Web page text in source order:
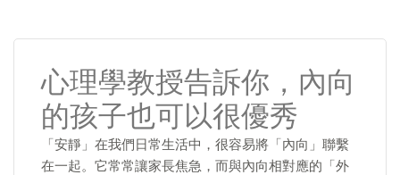
心理學教授告訴你，內向
的孩子也可以很優秀
「安靜」在我們日常生活中，很容易將「內向」聯繫
在一起。它常常讓家長焦急，而與內向相對應的「外